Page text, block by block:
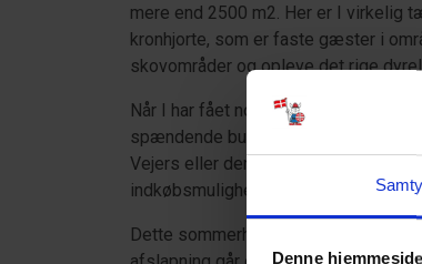
Denne
mere end 2500 m2. Her er I virkelig
kronhjorte, som er faste gæster i
skovområder og opleve det rige
Når I har fået nok af roen, er der kun
spændende butikker til lækre
Vejers eller den brede, berømte
indkøbsmuligheder, svømmehal og
Dette sommerhus er det perfekte